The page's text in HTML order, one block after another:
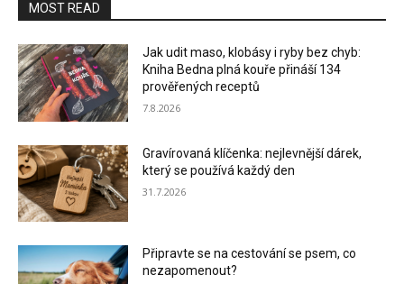
MOST READ
Jak udit maso, klobásy i ryby bez chyb:
Kniha Bedna plná kouře přináší 134
prověřených receptů
7.8.2026
Gravírovaná klíčenka: nejlevnější dárek,
který se používá každý den
31.7.2026
Připravte se na cestování se psem, co
nezapomenout?